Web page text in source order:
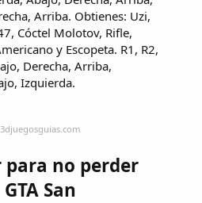
Arriba. Obtienes: Uzi,
Cóctel Molotov, Rifle,
y Escopeta. R1, R2,
Derecha, Arriba,
Izquierda.
para no perder
San